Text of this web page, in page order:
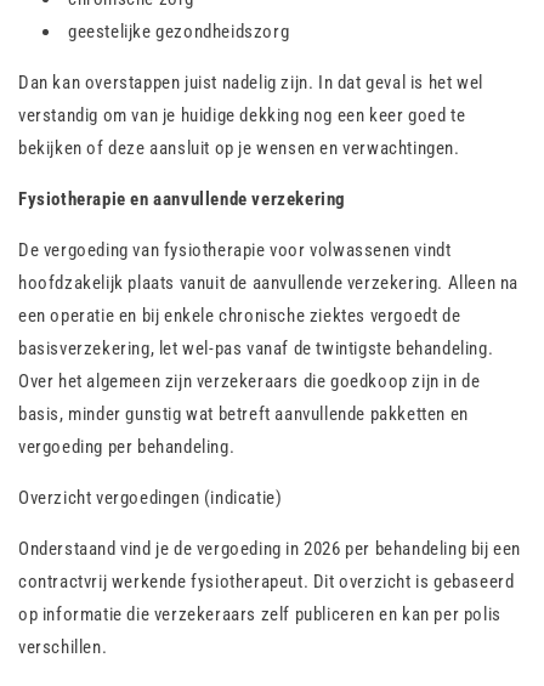
geestelijke gezondheidszorg
Dan kan overstappen juist nadelig zijn. In dat geval is het wel
verstandig om van je huidige dekking nog een keer goed te
bekijken of deze aansluit op je wensen en verwachtingen.
Fysiotherapie en aanvullende verzekering
De vergoeding van fysiotherapie voor volwassenen vindt
hoofdzakelijk plaats vanuit de aanvullende verzekering. Alleen na
een operatie en bij enkele chronische ziektes vergoedt de
basisverzekering, let wel-pas vanaf de twintigste behandeling.
Over het algemeen zijn verzekeraars die goedkoop zijn in de
basis, minder gunstig wat betreft aanvullende pakketten en
vergoeding per behandeling.
Overzicht vergoedingen (indicatie)
Onderstaand vind je de vergoeding in 2026 per behandeling bij een
contractvrij werkende fysiotherapeut. Dit overzicht is gebaseerd
op informatie die verzekeraars zelf publiceren en kan per polis
verschillen.